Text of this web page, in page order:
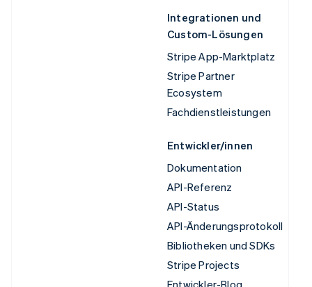
Integrationen und
Custom-Lösungen
Stripe App-Marktplatz
Stripe Partner
Ecosystem
Fachdienstleistungen
Entwickler/innen
Dokumentation
API-Referenz
API-Status
API-Änderungsprotokoll
Bibliotheken und SDKs
Stripe Projects
Entwickler-Blog